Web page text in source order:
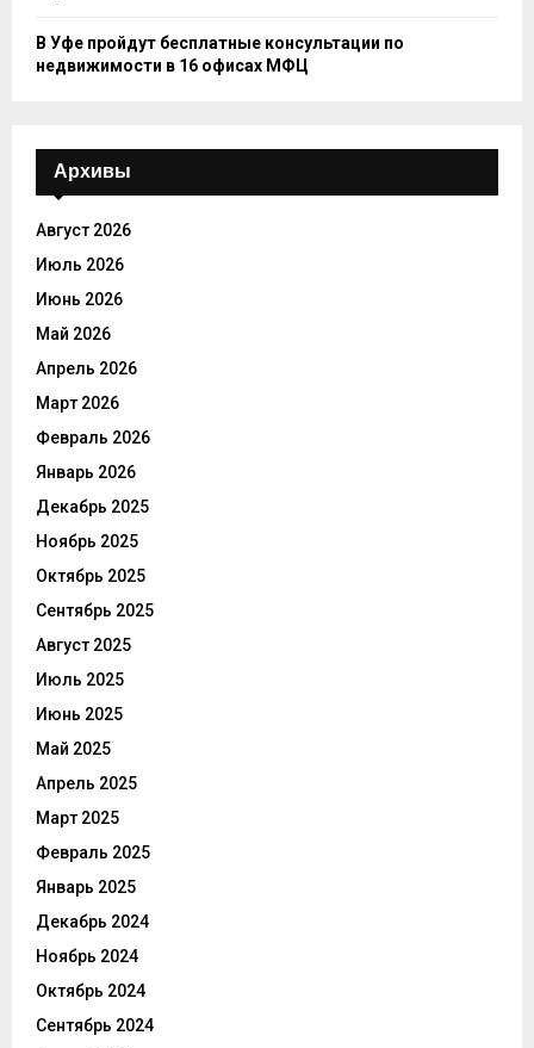
В Уфе пройдут бесплатные консультации по
недвижимости в 16 офисах МФЦ
Архивы
Август 2026
Июль 2026
Июнь 2026
Май 2026
Апрель 2026
Март 2026
Февраль 2026
Январь 2026
Декабрь 2025
Ноябрь 2025
Октябрь 2025
Сентябрь 2025
Август 2025
Июль 2025
Июнь 2025
Май 2025
Апрель 2025
Март 2025
Февраль 2025
Январь 2025
Декабрь 2024
Ноябрь 2024
Октябрь 2024
Сентябрь 2024